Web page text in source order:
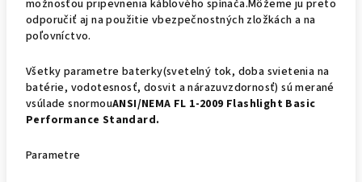
možnosťou pripevnenia káblového spínača.Môžeme ju preto
odporučiť aj na použitie vbezpečnostných zložkách a na
poľovníctvo.
Všetky parametre baterky(svetelný tok, doba svietenia na
batérie, vodotesnosť, dosvit a nárazuvzdornosť) sú merané
vsúlade snormouANSI/NEMA FL 1-2009 Flashlight Basic
Performance Standard.
Parametre